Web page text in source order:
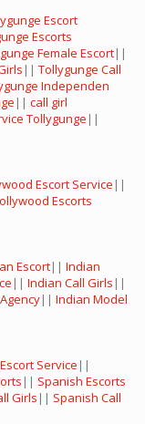
Escort
Escorts
Female Escort||
|| Tollygunge Call
Independen
|| call girl
Tollygunge ||
Escort Service ||
Escorts
Escort|| Indian
|| Indian Call Girls ||
|| Indian Model
Service ||
|| Spanish Escorts
Girls || Spanish Call